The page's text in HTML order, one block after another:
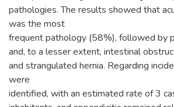
pathologies. The results showed that
was the most
frequent pathology (58%), followed by
and, to a lesser extent, intestinal
and strangulated hernia. Regarding
were
identified, with an estimated rate of 3